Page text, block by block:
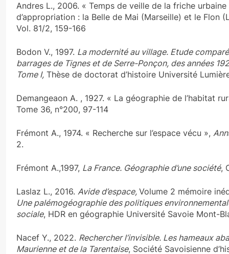
Andres L., 2006. « Temps de veille de la friche
d’appropriation : la Belle de Mai (Marseille) et le Flon
Vol. 81/2, 159-166
Bodon V., 1997. La modernité au village. Etude
barrages de Tignes et de Serre-Ponçon, des années
Tome I, Thèse de doctorat d’histoire Université
Demangeaon A. , 1927. « La géographie de l’habitat
Tome 36, n°200, 97-114
Frémont A., 1974. « Recherche sur l’espace vécu »,
2.
Frémont A.,1997, La France. Géographie d’une société,
Laslaz L., 2016. Avide d’espace, Volume 2 mémoire
Une palémogéographie des politiques
sociale, HDR en géographie Université Savoie Mont-
Nacef Y., 2022. Rechercher l’invisible. Les hameaux
Maurienne et de la Tarentaise, Société Savoisienne